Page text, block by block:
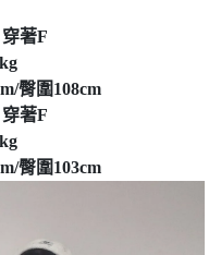
著F
臀圍108cm
著F
臀圍103cm